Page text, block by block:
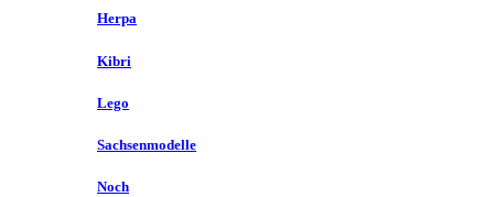
Herpa
Kibri
Lego
Sachsenmodelle
Noch